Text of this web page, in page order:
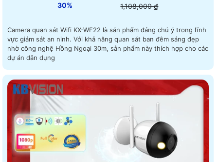
30% 1,108,000 ₫
Camera quan sát Wifi KX-WF22 là sản phẩm đáng chú ý trong lĩnh
vực giám sát an ninh. Với khả năng quan sát ban đêm sáng đẹp
nhờ công nghệ Hồng Ngoại 30m, sản phẩm này thích hợp cho các
dự án dân dụng